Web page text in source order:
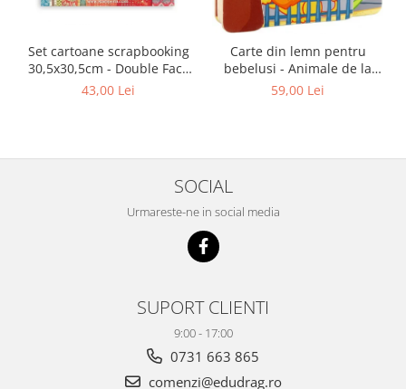
Set cartoane scrapbooking
30,5х30,5cm - Double Face
Christmas Patchwork
43,00 Lei
Carte din lemn pentru
bebelusi - Animale de la
zoo, Haba
59,00 Lei
SOCIAL
Urmareste-ne in social media
SUPORT CLIENTI
9:00 - 17:00
0731 663 865
comenzi@edudrag.ro